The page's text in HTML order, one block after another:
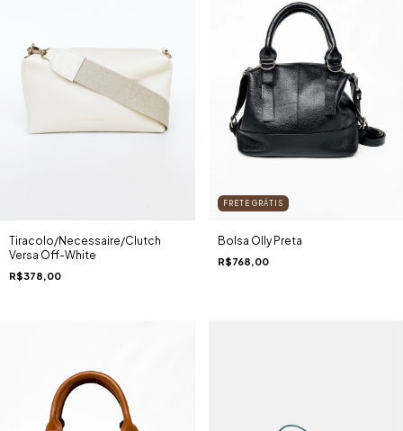
Tiracolo/Necessaire/Clutch
Versa Off-White
R$378,00
FRETE GRÁTIS
Bolsa Olly Preta
R$768,00